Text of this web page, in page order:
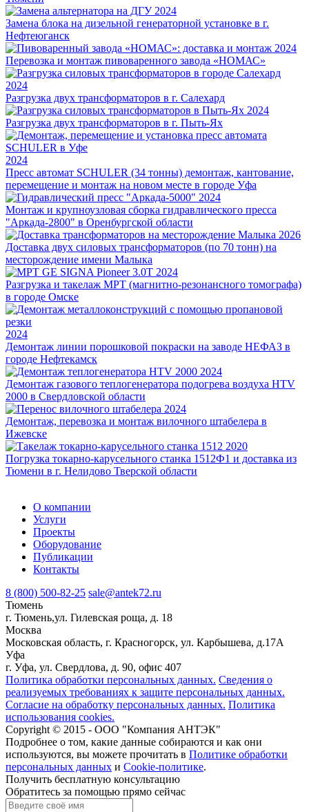
2024
Замена блока на дизельной генераторной установке в г.
Нефтеюганск
2024
Перевозка и монтаж пивоваренного завода «НОМАС»
2024
Разгрузка двух трансформаторов в г. Салехард
2024
Разгрузка двух трансформаторов в г. Пыть-Ях
2024
Пресс автомат SCHULER (34 тонны) демонтаж, кантование,
перемещение и монтаж на новом месте в городе Уфа
2024
Монтаж и крупноузловая сборка гидравлического пресса
"Аркада-2800" в Оренбургской области
2026
Доставка двух силовых трансформаторов (по 70 тонн) на
месторождение имени Малыка
2024
Разгрузка и такелаж МРТ (магнитно-резонансного томографа)
в городе Омске
2024
Демонтаж линии порошковой покраски на заводе НЕФАЗ в
городе Нефтекамск
2024
Демонтаж газового теплогенератора подогрева воздуха HTV
2000 в Свердловской области
2024
Демонтаж, перевозка и монтаж вилочного штабелера в
Ижевске
2020
Погрузка токарно-карусельного станка 1512Ф1 и доставка из
Тюмени в г. Нелидово Тверской области
О компании
Услуги
Проекты
Оборудование
Публикации
Контакты
8 (800) 500-82-25 sale@antek72.ru
Тюмень
г. Тюмень,ул. Гилевская роща, д. 18
Москва
Московская область, г. Красногорск, ул. Карбышева, д.17А
Уфа
г. Уфа, ул. Свердлова, д. 90, офис 407
Политика обработки персональных данных. Сведения о
реализуемых требованиях к защите персональных данных.
Согласие на обработку персональных данных. Политика
использования cookies.
Copyright © 2015 - ООО "Компания АНТЭК"
Подробнее о том, какие данные собираются и как они
используются, вы можете прочитать в Политике обработки
персональных данных и Cookie-политике.
Получить бесплатную консультацию
Обратитесь за помощью прямо сейчас